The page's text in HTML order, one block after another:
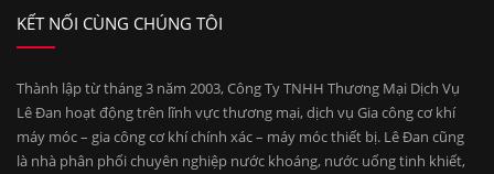
KẾT NỐI CÙNG CHÚNG TÔI
Thành lập từ tháng 3 năm 2003, Công Ty TNHH Thương Mại Dịch Vụ
Lê Đan hoạt động trên lĩnh vực thương mại, dịch vụ Gia công cơ khí
máy móc – gia công cơ khí chính xác – máy móc thiết bị. Lê Đan cũng
là nhà phân phối chuyên nghiệp nước khoáng, nước uống tinh khiết,